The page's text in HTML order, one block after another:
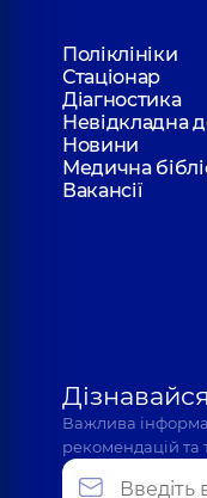
Поліклініки
Стаціонар
Діагностика
Невідкладна
Новини
Медична
Вакансії
Важлива
рекомендацій та